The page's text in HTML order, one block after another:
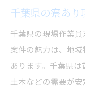
千葉県の寮あ
千葉県の現場作業
案件の魅力は、地
あります。千葉県
土木などの需要が